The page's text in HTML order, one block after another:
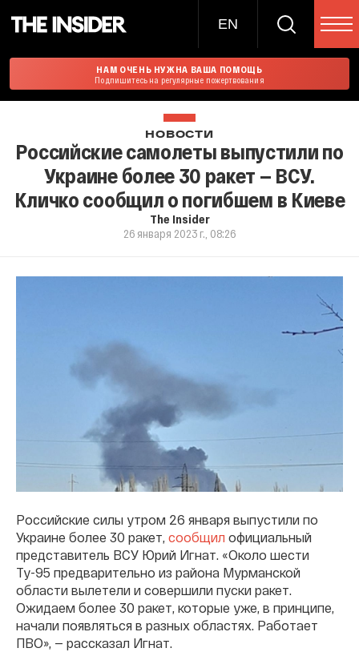
EN
НАМ ОЧЕНЬ НУЖНА ВАША ПОМОЩЬ
Подпишитесь на регулярные пожертвования
НОВОСТИ
Российские самолеты выпустили по
Украине более 30 ракет — ВСУ.
Кличко сообщил о погибшем в Киеве
The Insider
26 января 2023 г., 08:26
Российские силы утром 26 января выпустили по
Украине более 30 ракет, сообщил официальный
представитель ВСУ Юрий Игнат. «Около шести
Ту-95 предварительно из района Мурманской
области вылетели и совершили пуски ракет.
Ожидаем более 30 ракет, которые уже, в принципе,
начали появляться в разных областях. Работает
ПВО», — рассказал Игнат.